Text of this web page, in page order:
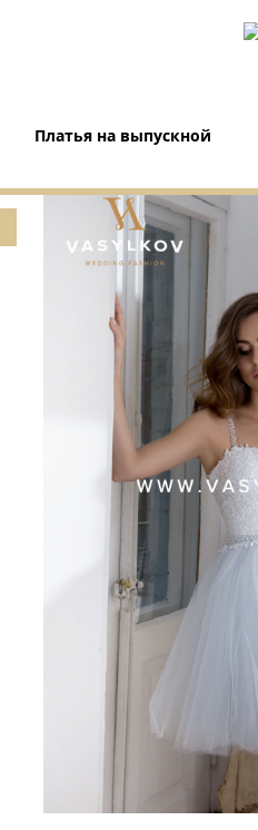
Платья на выпускной